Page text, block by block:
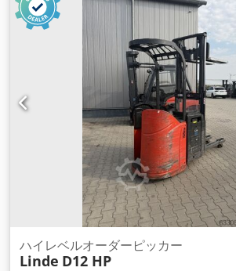
ハイレベルオーダーピッカー
Linde D12 HP